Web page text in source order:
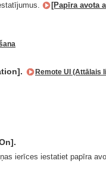
[Papīra avota
Remote UI (Attālais
ierīces iestatiet papīra